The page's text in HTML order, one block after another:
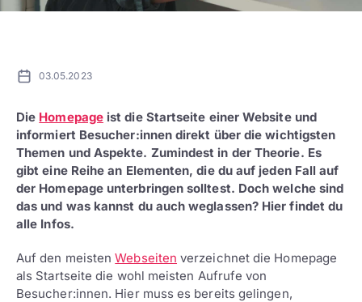
03.05.2023
Die Homepageist die Startseite einer Website und
informiert Besucher:innen direkt über die wichtigsten
Themen und Aspekte. Zumindest in der Theorie. Es
gibt eine Reihe an Elementen, die du auf jeden Fall auf
der Homepage unterbringen solltest. Doch welche sind
das und was kannst du auch weglassen? Hier findet du
alle Infos.
Auf den meistenWebseiten verzeichnet die Homepage
als Startseite die wohl meisten Aufrufe von
Besucher:innen. Hier muss es bereits gelingen,